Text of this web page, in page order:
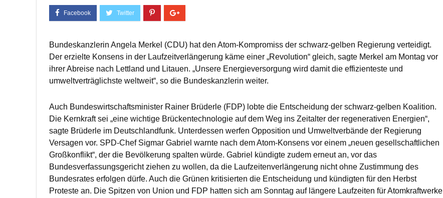
Bundeskanzlerin Angela Merkel (CDU) hat den Atom-Kompromiss der schwarz-gelben Regierung verteidigt.
Der erzielte Konsens in der Laufzeitverlängerung käme einer „Revolution“ gleich, sagte Merkel am Montag vor
ihrer Abreise nach Lettland und Litauen. „Unsere Energieversorgung wird damit die effizienteste und
umweltverträglichste weltweit“, so die Bundeskanzlerin weiter.
Auch Bundeswirtschaftsminister Rainer Brüderle (FDP) lobte die Entscheidung der schwarz-gelben Koalition.
Die Kernkraft sei „eine wichtige Brückentechnologie auf dem Weg ins Zeitalter der regenerativen Energien“,
sagte Brüderle im Deutschlandfunk. Unterdessen werfen Opposition und Umweltverbände der Regierung
Versagen vor. SPD-Chef Sigmar Gabriel warnte nach dem Atom-Konsens vor einem „neuen gesellschaftlichen
Großkonflikt“, der die Bevölkerung spalten würde. Gabriel kündigte zudem erneut an, vor das
Bundesverfassungsgericht ziehen zu wollen, da die Laufzeitenverlängerung nicht ohne Zustimmung des
Bundesrates erfolgen dürfe. Auch die Grünen kritisierten die Entscheidung und kündigten für den Herbst
Proteste an. Die Spitzen von Union und FDP hatten sich am Sonntag auf längere Laufzeiten für Atomkraftwerke